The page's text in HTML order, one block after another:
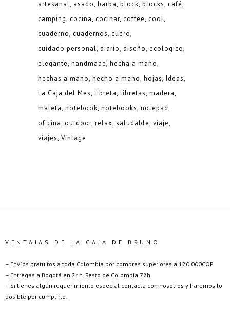
artesanal asado barba block blocks café
camping cocina cocinar coffee cool
cuaderno cuadernos cuero
cuidado personal diario diseño ecologico
elegante handmade hecha a mano
hechas a mano hecho a mano hojas Ideas
La Caja del Mes libreta libretas madera
maleta notebook notebooks notepad
oficina outdoor relax saludable viaje
viajes Vintage
VENTAJAS DE LA CAJA DE BRUNO
– Envíos gratuitos a toda Colombia por compras superiores a 120.000COP
– Entregas a Bogotá en 24h. Resto de Colombia 72h.
– Si tienes algún requerimiento especial contacta con nosotros y haremos lo
posible por cumplirlo.